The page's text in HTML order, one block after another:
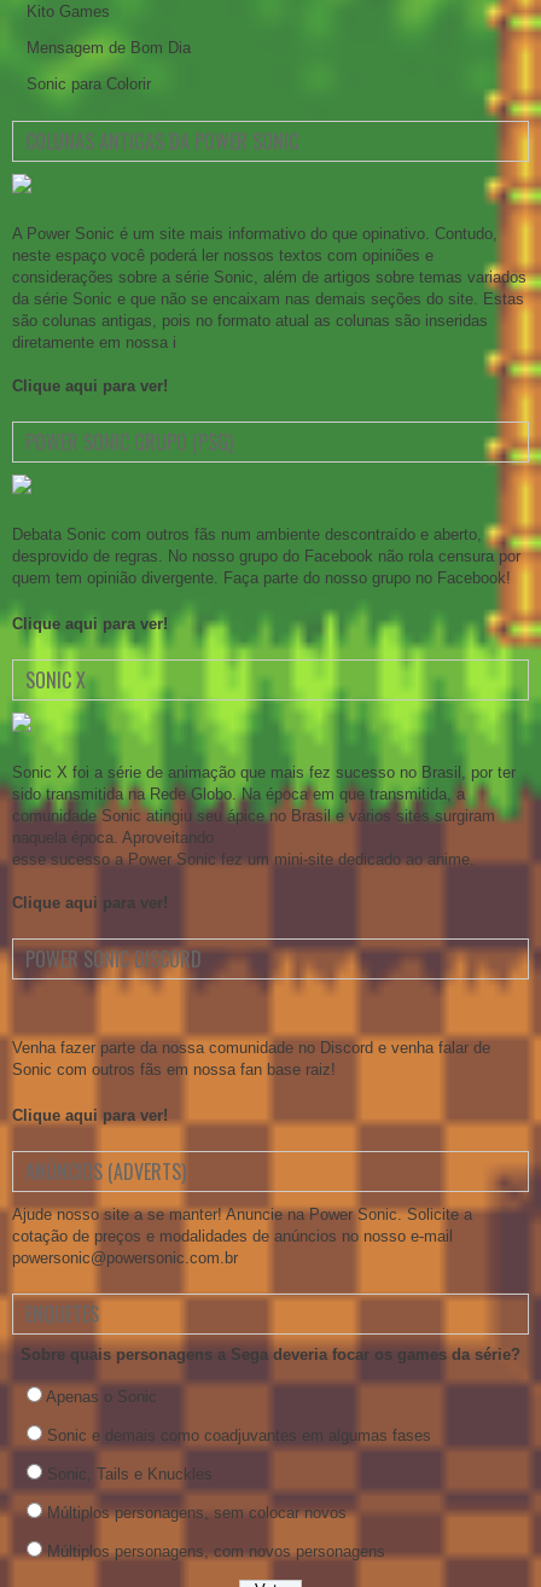
Kito Games
Mensagem de Bom Dia
Sonic para Colorir
COLUNAS ANTIGAS DA POWER SONIC
A Power Sonic é um site mais informativo do que opinativo. Contudo,
neste espaço você poderá ler nossos textos com opiniões e
considerações sobre a série Sonic, além de artigos sobre temas variados
da série Sonic e que não se encaixam nas demais seções do site. Estas
são colunas antigas, pois no formato atual as colunas são inseridas
diretamente em nossa i
Clique aqui para ver!
POWER SONIC GRUPO (PSG)
Debata Sonic com outros fãs num ambiente descontraído e aberto,
desprovido de regras. No nosso grupo do Facebook não rola censura por
quem tem opinião divergente. Faça parte do nosso grupo no Facebook!
Clique aqui para ver!
SONIC X
Sonic X foi a série de animação que mais fez sucesso no Brasil, por ter
sido transmitida na Rede Globo. Na época em que transmitida, a
comunidade Sonic atingiu seu ápice no Brasil e vários sites surgiram
naquela época. Aproveitando
esse sucesso a Power Sonic fez um mini-site dedicado ao anime.
Clique aqui para ver!
POWER SONIC DISCORD
Venha fazer parte da nossa comunidade no Discord e venha falar de
Sonic com outros fãs em nossa fan base raiz!
Clique aqui para ver!
ANÚNCIOS (ADVERTS)
Ajude nosso site a se manter! Anuncie na Power Sonic. Solicite a
cotação de preços e modalidades de anúncios no nosso e-mail
powersonic@powersonic.com.br
ENQUETES
Sobre quais personagens a Sega deveria focar os games da série?
Apenas o Sonic
Sonic e demais como coadjuvantes em algumas fases
Sonic, Tails e Knuckles
Múltiplos personagens, sem colocar novos
Múltiplos personagens, com novos personagens